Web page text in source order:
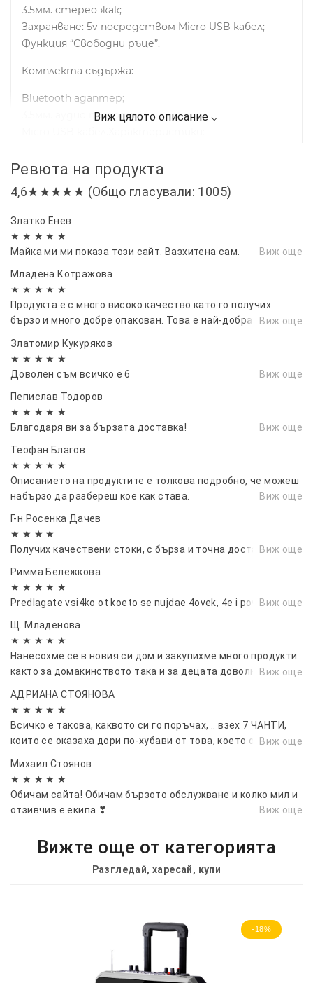
3.5мм. стерео жак;
Захранване: 5v посредством Micro USB кабел;
Функция “Свободни ръце”.
Комплекта съдържа:
Bluetooth адаптер;
3.5мм. аудио преходник;
A2DP Bluetooth стерео профил;
Време за възпроизвеждане: до 8 часа;
3.5мм. стерео жак;
Захранване: 5v посредством Micro USB кабел;
Комплекта съдържа:
Bluetooth адаптер;
Micro USB кабел.
Ревюта на продукта
4,6★★★★★ (Общо гласували: 1005)
Златко Енев
★ ★ ★ ★ ★
Майка ми ми показа този сайт. Вазхитена сам.
Виж още
Младена Котражова
★ ★ ★ ★ ★
Продукта е с много високо качество като го получих
бързо и много добре опакован. Това е най-добрата
препоръчвам.
Виж още
Златомир Кукуряков
★ ★ ★ ★ ★
Доволен съм всичко е 6
Виж още
Пепислав Тодоров
★ ★ ★ ★ ★
Благодаря ви за бързата доставка!
Виж още
Теофан Благов
★ ★ ★ ★ ★
Описанието на продуктите е толкова подробно, че можеш
набързо да разбереш кое как става.
Виж още
Г-н Росенка Дачев
★ ★ ★ ★
Получих качествени стоки, с бърза и точна доставкаВиж още
Римма Бележкова
★ ★ ★ ★ ★
Predlagate vsi4ko ot koeto se nujdae 4ovek, 4e i poveche!Виж още
Щ. Младенова
★ ★ ★ ★ ★
Нанесохме се в новия си дом и закупихме много продукти
както за домакинството така и за децата доволнаВиж още
АДРИАНА СТОЯНОВА
★ ★ ★ ★ ★
Всичко е такова, каквото си го поръчах, .. взех 7 ЧАНТИ,
които се оказаха дори по-хубави от това, което очаквах
Виж още
Михаил Стоянов
★ ★ ★ ★ ★
Обичам сайта! Обичам бързото обслужване и колко мил и
отзивчив е екипа ❣
Виж още
Вижте още от категорията
Разгледай, харесай, купи
-18%